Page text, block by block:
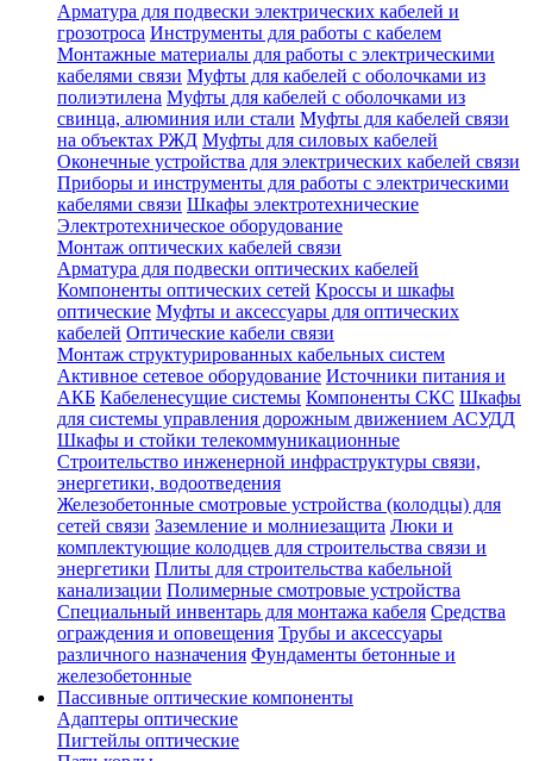
Арматура для подвески электрических кабелей и
грозотроса Инструменты для работы с кабелем
Монтажные материалы для работы с электрическими
кабелями связи Муфты для кабелей с оболочками из
полиэтилена Муфты для кабелей с оболочками из
свинца, алюминия или стали Муфты для кабелей связи
на объектах РЖД Муфты для силовых кабелей
Оконечные устройства для электрических кабелей связи
Приборы и инструменты для работы с электрическими
кабелями связи Шкафы электротехнические
Электротехническое оборудование
Монтаж оптических кабелей связи
Арматура для подвески оптических кабелей
Компоненты оптических сетей Кроссы и шкафы
оптические Муфты и аксессуары для оптических
кабелей Оптические кабели связи
Монтаж структурированных кабельных систем
Активное сетевое оборудование Источники питания и
АКБ Кабеленесущие системы Компоненты СКС Шкафы
для системы управления дорожным движением АСУДД
Шкафы и стойки телекоммуникационные
Строительство инженерной инфраструктуры связи,
энергетики, водоотведения
Железобетонные смотровые устройства (колодцы) для
сетей связи Заземление и молниезащита Люки и
комплектующие колодцев для строительства связи и
энергетики Плиты для строительства кабельной
канализации Полимерные смотровые устройства
Специальный инвентарь для монтажа кабеля Средства
ограждения и оповещения Трубы и аксессуары
различного назначения Фундаменты бетонные и
железобетонные
Пассивные оптические компоненты
Адаптеры оптические
Пигтейлы оптические